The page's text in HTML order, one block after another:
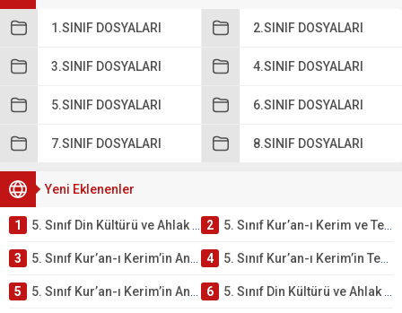
1.SINIF DOSYALARI 2.SINIF DOSYALARI
3.SINIF DOSYALARI 4.SINIF DOSYALARI
5.SINIF DOSYALARI 6.SINIF DOSYALARI
7.SINIF DOSYALARI 8.SINIF DOSYALARI
Yeni Eklenenler
1 5. Sınıf Din Kültürü ve Ahlak Bilgisi 2. Ünite: Kur’an-ı Kerim Çalışmaları 2 5. Sınıf Kur’an-ı Kerim ve Temel Özellikleri Testi – Online Çöz
3 5. Sınıf Kur’an-ı Kerim’in Ana Konuları Testi – Online Çöz 4 5. Sınıf Kur’an-ı Kerim’in Temel Özellikleri ve Önemi Testi – Online Çöz
5 5. Sınıf Kur’an-ı Kerim’in Anlamı ve Önemi Testi – Online Çöz 6 5. Sınıf Din Kültürü ve Ahlak Bilgisi 2. Ünite: Namaz İbadeti Çalışmaları